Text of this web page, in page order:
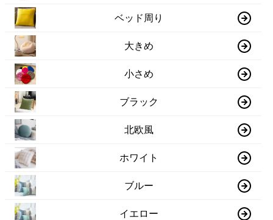
ベッド周り
大きめ
小さめ
ブラック
北欧風
ホワイト
ブルー
イエロー